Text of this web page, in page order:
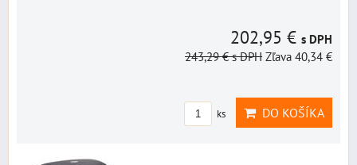
202,95 € s DPH
243,29 €s DPH Zľava 40,34 €
ks DO KOŠÍKA